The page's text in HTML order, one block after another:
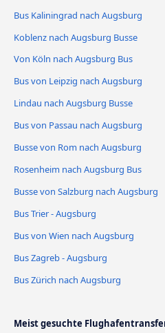
Bus Kaliningrad nach Augsburg
Koblenz nach Augsburg Busse
Von Köln nach Augsburg Bus
Bus von Leipzig nach Augsburg
Lindau nach Augsburg Busse
Bus von Passau nach Augsburg
Busse von Rom nach Augsburg
Rosenheim nach Augsburg Bus
Busse von Salzburg nach Augsburg
Bus Trier - Augsburg
Bus von Wien nach Augsburg
Bus Zagreb - Augsburg
Bus Zürich nach Augsburg
Meist gesuchte